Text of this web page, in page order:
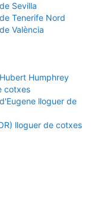
Sevilla
Tenerife Nord
València
Humphrey
cotxes
lloguer de
lloguer de cotxes